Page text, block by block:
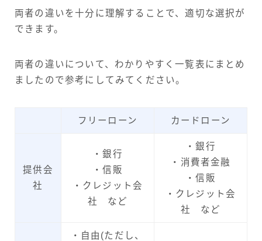
両者の違いを十分に理解することで、適切な選択が
できます。
両者の違いについて、わかりやすく一覧表にまとめ
ましたので参考にしてみてください。
フリーローン カードローン
提供会
社
・銀行
・信販
・クレジット会
社 など
・銀行
・消費者金融
・信販
・クレジット会
社 など
・自由(ただし、